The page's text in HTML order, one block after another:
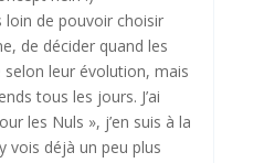
loin de pouvoir choisir
de décider quand les
leur évolution, mais
tous les jours. J’ai
les Nuls », j’en suis à la
vois déjà un peu plus